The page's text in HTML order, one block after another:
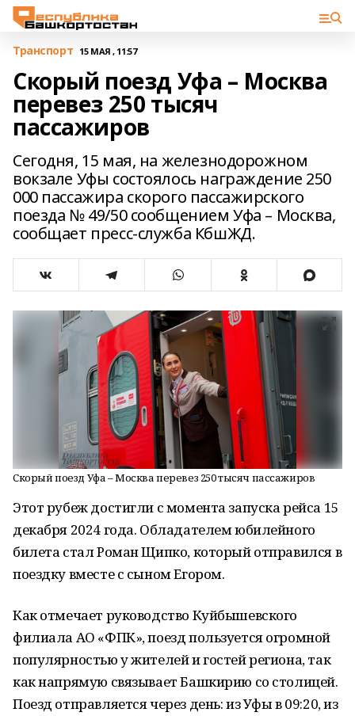
Транспорт 15 МАЯ , 11:57
Скорый поезд Уфа – Москва
перевез 250 тысяч
пассажиров
Сегодня, 15 мая, на железнодорожном
вокзале Уфы состоялось награждение 250
000 пассажира скорого пассажирского
поезда № 49/50 сообщением Уфа – Москва,
сообщает пресс-служба КбшЖД.
Скорый поезд Уфа – Москва перевез 250 тысяч пассажиров
Этот рубеж достигли с момента запуска рейса 15
декабря 2024 года. Обладателем юбилейного
билета стал Роман Щипко, который отправился в
поездку вместе с сыном Егором.
Как отмечает руководство Куйбышевского
филиала АО «ФПК», поезд пользуется огромной
популярностью у жителей и гостей региона, так
как напрямую связывает Башкирию со столицей.
Поезд отправляется через день: из Уфы в 09:20, из